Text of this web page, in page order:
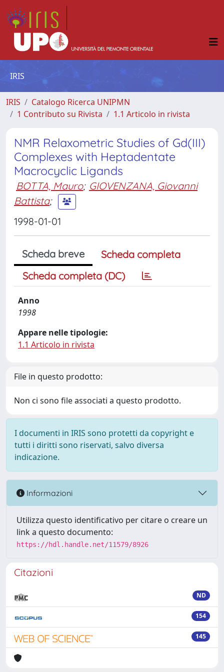
IRIS
IRIS
Catalogo Ricerca UNIPMN
1 Contributo su Rivista
1.1 Articolo in rivista
NMR Relaxometric Studies of Gd(III)
Complexes with Heptadentate
Macrocyclic Ligands
BOTTA, Mauro; GIOVENZANA, Giovanni
Battista;
1998-01-01
Scheda breve
Scheda completa
Scheda completa (DC)
Anno
1998
Appare nelle tipologie:
1.1 Articolo in rivista
File in questo prodotto:
Non ci sono file associati a questo prodotto.
I documenti in IRIS sono protetti da copyright e
tutti i diritti sono riservati, salvo diversa
indicazione.
Informazioni
Utilizza questo identificativo per citare o creare un
link a questo documento:
https://hdl.handle.net/11579/8926
Citazioni
ND
154
145